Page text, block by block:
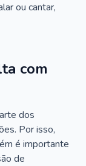
ou cantar,
com
dos
Por isso,
é importante
de